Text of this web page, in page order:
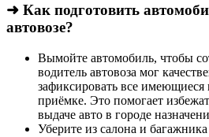
➜ Как подготовить
автовозе?
Вымойте автомобиль, чтобы
водитель автовоза мог
зафиксировать все
приёмке. Это помогает
выдаче авто в городе
Уберите из салона и